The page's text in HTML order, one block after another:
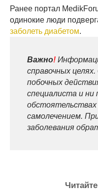
Ранее портал
одинокие люди
заболеть диабетом.
Важно!
справочных
побочных
специалиста и ни
самолечением.
заболевания